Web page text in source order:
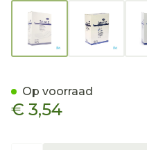
€ 3,54
Op voorraad